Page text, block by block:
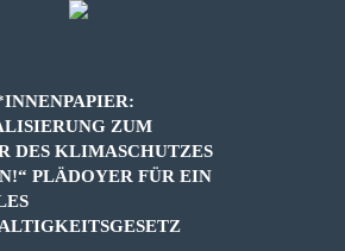
ZUM
DES KLIMASCHUTZES
PLÄDOYER FÜR EIN